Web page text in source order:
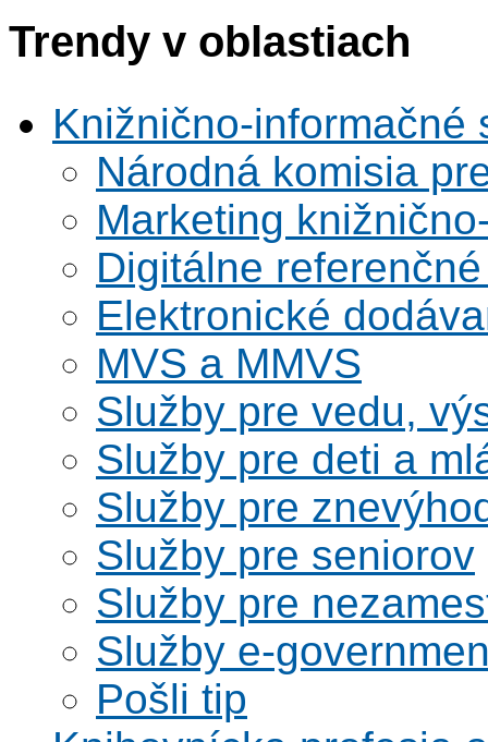
Trendy v oblastiach
Knižnično-informačné
Národná komisia
Marketing
Digitálne
Elektronické
MVS a MMVS
Služby pre vedu,
Služby pre deti a
Služby pre
Služby pre seniorov
Služby pre
Služby e-
Pošli tip